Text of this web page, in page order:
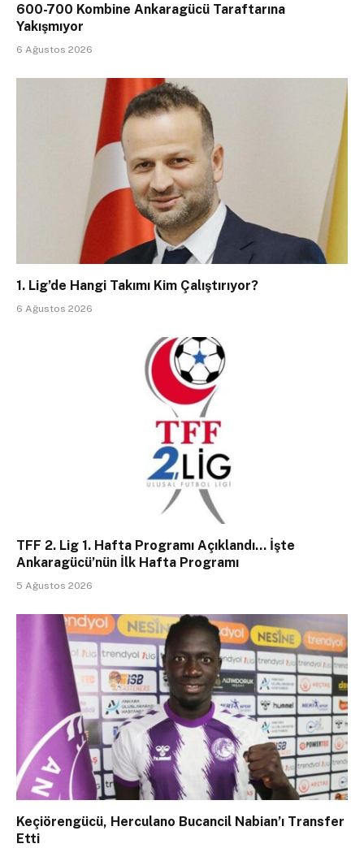
600-700 Kombine Ankaragücü Taraftarına
Yakışmıyor
6 Ağustos 2026
1. Lig’de Hangi Takımı Kim Çalıştırıyor?
6 Ağustos 2026
TFF 2. Lig 1. Hafta Programı Açıklandı… İşte
Ankaragücü’nün İlk Hafta Programı
5 Ağustos 2026
Keçiörengücü, Herculano Bucancil Nabian’ı Transfer
Etti